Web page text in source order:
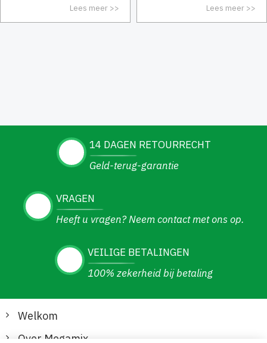
Lees meer
Lees meer
14 DAGEN RETOURRECHT
Geld-terug-garantie
VRAGEN
Heeft u vragen? Neem contact met ons op.
VEILIGE BETALINGEN
100% zekerheid bij betaling
Welkom
Over Megamix